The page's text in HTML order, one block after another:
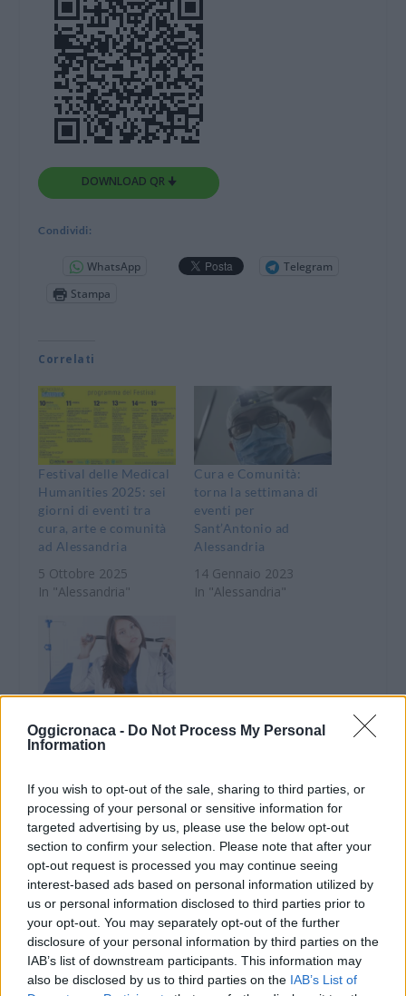
Oggicronaca - Do Not Process My Personal
Information
If you wish to opt-out of the sale, sharing to third parties, or
processing of your personal or sensitive information for
targeted advertising by us, please use the below opt-out
section to confirm your selection. Please note that after your
opt-out request is processed you may continue seeing
interest-based ads based on personal information utilized by
us or personal information disclosed to third parties prior to
your opt-out. You may separately opt-out of the further
disclosure of your personal information by third parties on the
IAB’s list of downstream participants. This information may
also be disclosed by us to third parties on the IAB’s List of
DOWNLOAD QR 🠋
Condividi:
WhatsApp
Telegram
Stampa
Correlati
Festival delle Medical
Humanities 2025: sei
giorni di eventi tra
cura, arte e comunità
ad Alessandria
5 Ottobre 2025
In "Alessandria"
Cura e Comunità:
torna la settimana di
eventi per
Sant’Antonio ad
Alessandria
14 Gennaio 2023
In "Alessandria"
Venerdì ad
per una società della
20 Aprile 2021
In "Alessandria"
CONDIVIDERE: